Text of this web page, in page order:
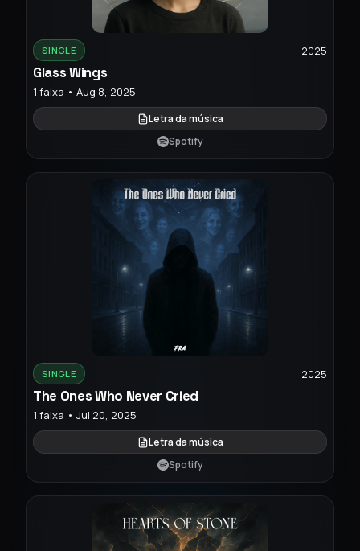
SINGLE 2025
Glass Wings
1 faixa • Aug 8, 2025
Letra da música
Spotify
SINGLE 2025
The Ones Who Never Cried
1 faixa • Jul 20, 2025
Letra da música
Spotify